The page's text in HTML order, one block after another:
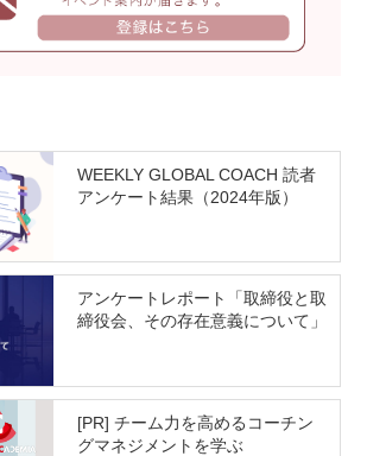
WEEKLY GLOBAL COACH 読者
アンケート結果（2024年版）
アンケートレポート「取締役と取
締役会、その存在意義について」
[PR] チーム力を高めるコーチン
グマネジメントを学ぶ